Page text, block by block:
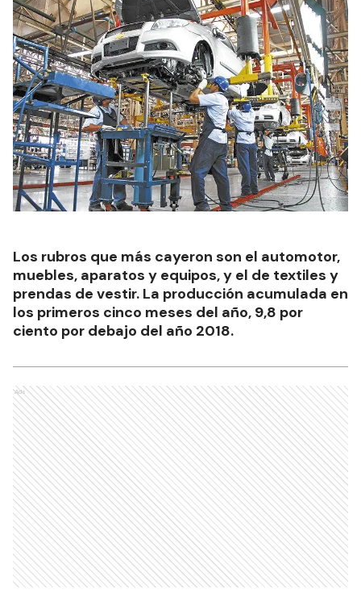
Los rubros que más cayeron son el automotor,
muebles, aparatos y equipos, y el de textiles y
prendas de vestir. La producción acumulada en
los primeros cinco meses del año, 9,8 por
ciento por debajo del año 2018.
Ads